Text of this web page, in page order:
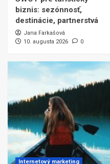
biznis: sezónnosť,
destinácie, partnerstvá
Jana Farkašová
10. augusta 2026
0
Internetový marketing